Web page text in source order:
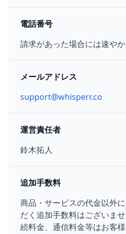
電話番号
請求があった場合には速やか
メールアドレス
support@whisperr.co
運営責任者
鈴木拓人
追加手数料
商品・サービスの代金以外
だく追加手数料はございま
続料金、通信料金等はお客